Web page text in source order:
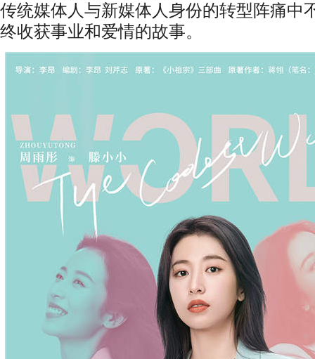
传统媒体人与新媒体人身份的转型阵痛中
终收获事业和爱情的故事。